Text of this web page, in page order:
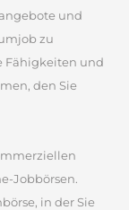
und
zu
Fähigkeiten und
den Sie
Jobbörsen.
in der Sie